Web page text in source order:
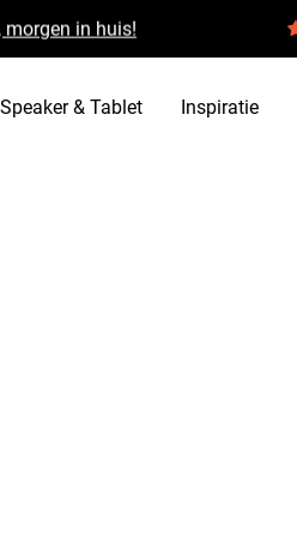
morgen in huis!
Speaker & Tablet Inspiratie